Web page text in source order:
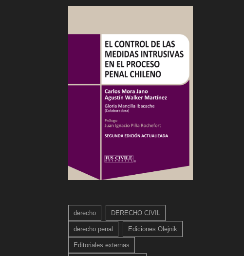
derecho DERECHO CIVIL
derecho penal Ediciones Olejnik
Editoriales externas